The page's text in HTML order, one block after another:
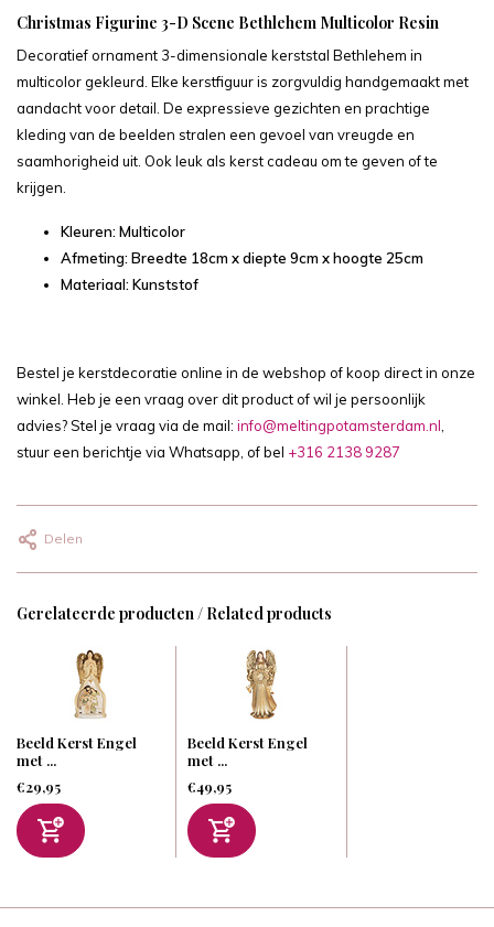
Christmas Figurine 3-D Scene Bethlehem Multicolor Resin
Decoratief ornament 3-dimensionale kerststal Bethlehem in
multicolor gekleurd. Elke kerstfiguur is zorgvuldig handgemaakt met
aandacht voor detail. De expressieve gezichten en prachtige
kleding van de beelden stralen een gevoel van vreugde en
saamhorigheid uit. Ook leuk als kerst cadeau om te geven of te
krijgen.
Kleuren: Multicolor
Afmeting: Breedte 18cm x diepte 9cm x hoogte 25cm
Materiaal: Kunststof
Bestel je kerstdecoratie online in de webshop of koop direct in onze
winkel. Heb je een vraag over dit product of wil je persoonlijk
advies? Stel je vraag via de mail: info@meltingpotamsterdam.nl,
stuur een berichtje via Whatsapp, of bel +316 2138 9287
Delen
Gerelateerde producten / Related products
Beeld Kerst Engel
met ...
€29,95
Beeld Kerst Engel
met ...
€49,95